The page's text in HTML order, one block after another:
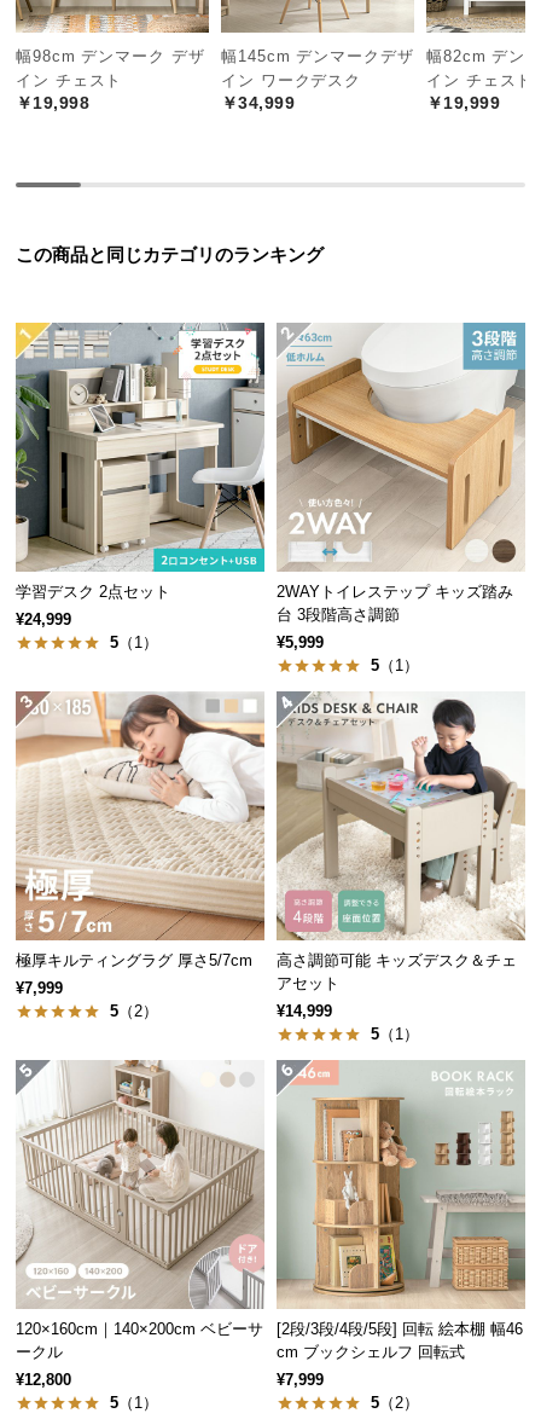
中
型
商
品
い
小
型
商
品
の
に
つ
い
て
梱
設
置
サ
ー
ビ
ス
に
つ
い
て
入
路
に
つ
い
返
品・
キ
ャ
ン
収納棚の内寸
横幅 奥行き
1段目
約56㎝ 約21㎝
約16㎝
2段目 約33㎝
3段目 約23.5・29.5㎝
4段目 約29.5・35.5㎝
独立して使える分離式ラック
オープン棚はデスクから取り外して使用可能。お部
屋のレイアウトに合わせて自由に変更できます。
高さ調節可能な可動棚
3段目の棚板は3㎝ごとに高さを変えられる可動棚を
採用。収納するものに合わせて微調整ができます。
幅98cm デンマーク デザ
イン チェスト
￥19,998
幅145cm デンマークデザ
イン ワークデスク
￥34,999
幅82cm デン
イン チェスト
￥19,999
この商品と同じカテゴリのランキング
学習デスク 2点セット
¥24,999
5 （1）
2WAYトイレステップ キッズ踏み
台 3段階高さ調節
¥5,999
5 （1）
極厚キルティングラグ 厚さ5/7cm
¥7,999
5 （2）
高さ調節可能 キッズデスク＆チェ
アセット
¥14,999
5 （1）
120×160cm｜140×200cm ベビーサ
ークル
¥12,800
5 （1）
[2段/3段/4段/5段] 回転 絵本棚 幅46
cm ブックシェルフ 回転式
¥7,999
5 （2）